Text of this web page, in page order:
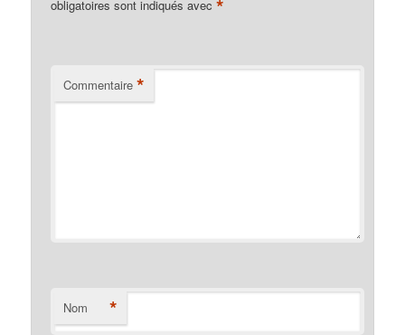
obligatoires sont indiqués avec*
Commentaire *
Nom *